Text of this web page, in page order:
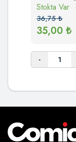
Stokta Var
36,75₺
35,00 ₺
-